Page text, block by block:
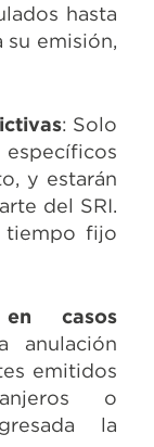
hasta
su emisión,
: Solo
y estarán
del SRI.
tiempo fijo
en casos
anulación
emitidos
o
la